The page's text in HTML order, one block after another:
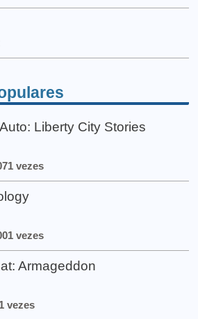
Liberty City Stories
vezes
vezes
Armageddon
vezes